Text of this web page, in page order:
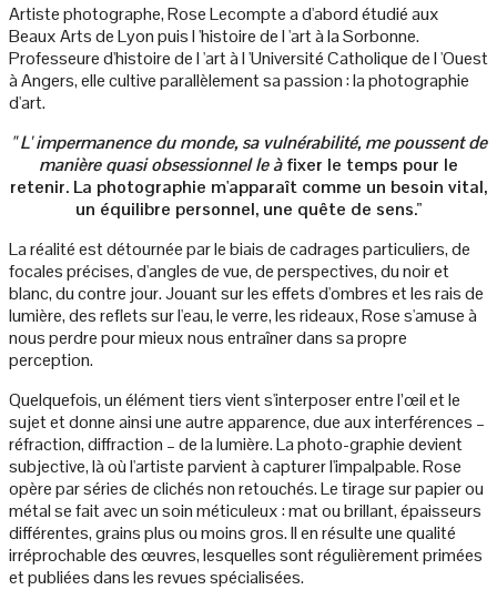
Artiste photographe, Rose Lecompte a d'abord étudié aux
Beaux Arts de Lyon puis l 'histoire de l 'art à la Sorbonne.
Professeure d'histoire de l 'art à l 'Université Catholique de l 'Ouest
à Angers, elle cultive parallèlement sa passion : la photographie
d'art.
" L' impermanence du monde, sa vulnérabilité, me poussent de
manière quasi obsessionnel le àfixer le temps pour le
retenir. La photographie m'apparaît comme un besoin vital,
un équilibre personnel, une quête de sens."
La réalité est détournée par le biais de cadrages particuliers, de
focales précises, d'angles de vue, de perspectives, du noir et
blanc, du contre jour. Jouant sur les effets d'ombres et les rais de
lumière, des reflets sur l'eau, le verre, les rideaux, Rose s'amuse à
nous perdre pour mieux nous entraîner dans sa propre
perception.
Quelquefois, un élément tiers vient s'interposer entre l’œil et le
sujet et donne ainsi une autre apparence, due aux interférences –
réfraction, diffraction – de la lumière. La photo-graphie devient
subjective, là où l'artiste parvient à capturer l'impalpable. Rose
opère par séries de clichés non retouchés. Le tirage sur papier ou
métal se fait avec un soin méticuleux : mat ou brillant, épaisseurs
différentes, grains plus ou moins gros. Il en résulte une qualité
irréprochable des œuvres, lesquelles sont régulièrement primées
et publiées dans les revues spécialisées.